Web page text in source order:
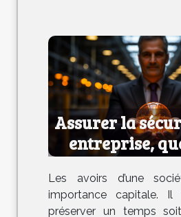
Assurer la
entreprise,
Les avoirs d’une
importance capitale.
préserver un temps